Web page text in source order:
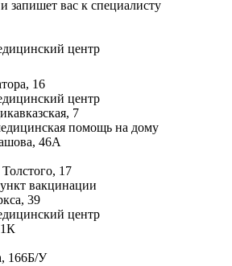
запишет вас к специалисту
центр
16
центр
7
помощь на дому
46А
17
вакцинации
39
центр
1К
166Б/У